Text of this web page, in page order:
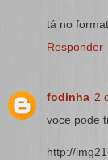
tá no
Responder
fodinha 2
voce pode
http://